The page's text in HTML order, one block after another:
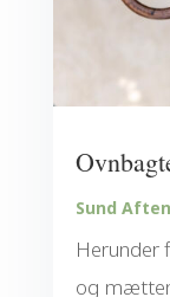
Sund
Herunder
og